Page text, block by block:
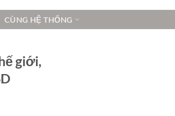
CÙNG HỆ THỐNG
giới,